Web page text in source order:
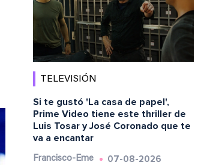
TELEVISIÓN
Si te gustó 'La casa de papel',
Prime Video tiene este thriller de
Luis Tosar y José Coronado que te
va a encantar
Francisco-Eme 07-08-2026